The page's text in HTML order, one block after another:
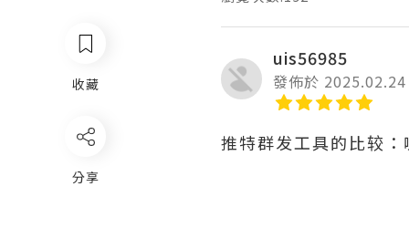
uis56985
發佈於 2025.02.24
推特群发工具的比较
收藏
分享